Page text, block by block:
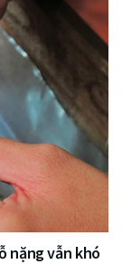
nặng vẫn khó